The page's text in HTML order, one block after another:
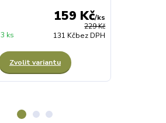
229 Kč
159 Kč/ks
131 Kčbez DPH
ks
Zvolit variantu